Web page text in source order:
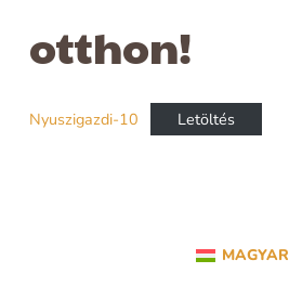
otthon!
Nyuszigazdi-10 Letöltés
MAGYAR